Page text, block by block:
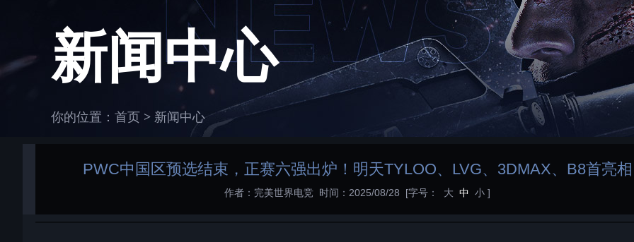
注册 蒸汽平台账号 登录蒸汽平台，在商店页
中找到并下载反恐精英：全
STEAM用户
1
在游戏库中找到并 下载
2
属性
打开“
”选项卡
3
在“启动选项
-perfectworld”指令
新闻中心
你的位置： 首页 > 新闻中心
PWC中国区预选结束，正赛六强出炉！明天TYLOO、LVG、3DMAX、B8首亮相
作者：完美世界电竞 时间：2025/08/28 [字号： 大 中 小 ]